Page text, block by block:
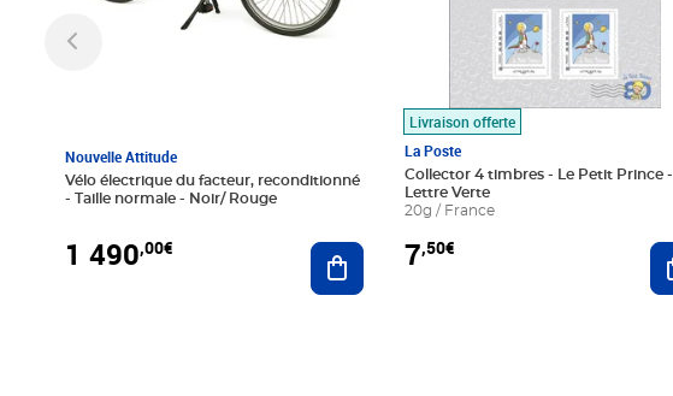
Nouvelle Attitude
Vélo électrique du facteur, reconditionné
- Taille normale - Noir/ Rouge
1 490,00€ Ajouter au panier
Livraison offerte
La Poste
Collector 4 timbres - Le Petit Prince -
Lettre Verte
20g / France
7,50€